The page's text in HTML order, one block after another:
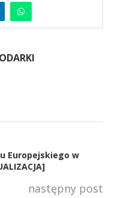
Europejskiego w
następny post